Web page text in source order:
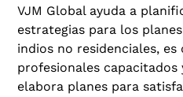
VJM Global ayuda a
estrategias para los
indios no residenciales, es
profesionales capacitados
elabora planes para